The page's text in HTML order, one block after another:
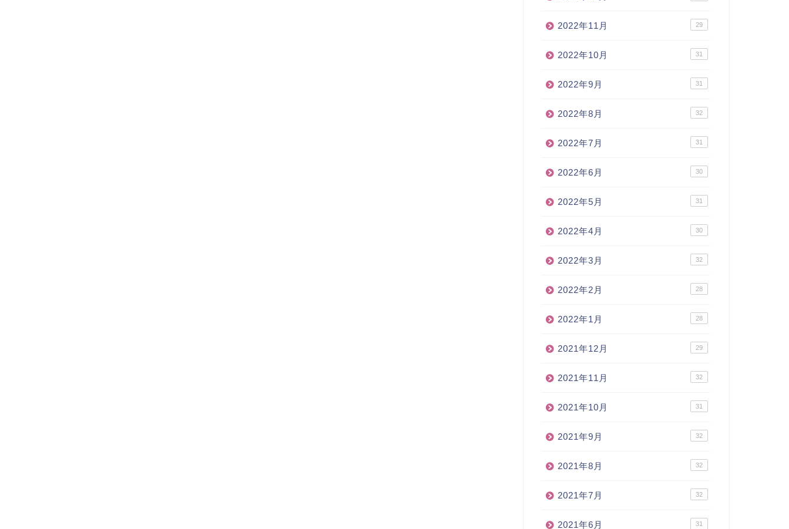
2022年11月 29
2022年10月 31
2022年9月 31
2022年8月 32
2022年7月 31
2022年6月 30
2022年5月 31
2022年4月 30
2022年3月 32
2022年2月 28
2022年1月 28
2021年12月 29
2021年11月 32
2021年10月 31
2021年9月 32
2021年8月 32
2021年7月 32
2021年6月 31